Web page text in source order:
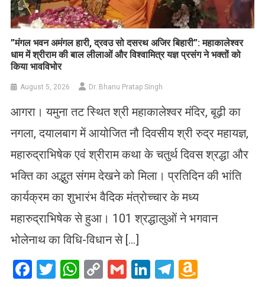
​”मंगल भवन अमंगल हारी, द्रवउ सो दसरथ अजिर बिहारी”: महाकालेश्वर
धाम में श्रीराम की बाल लीलाओं और विश्वामित्र यज्ञ प्रसंग ने भक्तों को
किया भावविभोर
August 5, 2026 Dr. Bhanu Pratap Singh
आगरा। यमुना तट स्थित श्री महाकालेश्वर मंदिर, बूढ़ी का
नगला, दयालबाग में आयोजित नौ दिवसीय श्री रुद्र महायज्ञ,
महारुद्राभिषेक एवं श्रीराम कथा के चतुर्थ दिवस श्रद्धा और
भक्ति का अद्भुत संगम देखने को मिला। प्रतिदिन की भांति
कार्यक्रम का शुभारंभ वैदिक मंत्रोच्चार के मध्य
महारुद्राभिषेक से हुआ। 101 श्रद्धालुओं ने भगवान
भोलेनाथ का विधि-विधान से […]
Facebook
Twitter
WhatsApp
CopyGmailLinkedIn
Telegram